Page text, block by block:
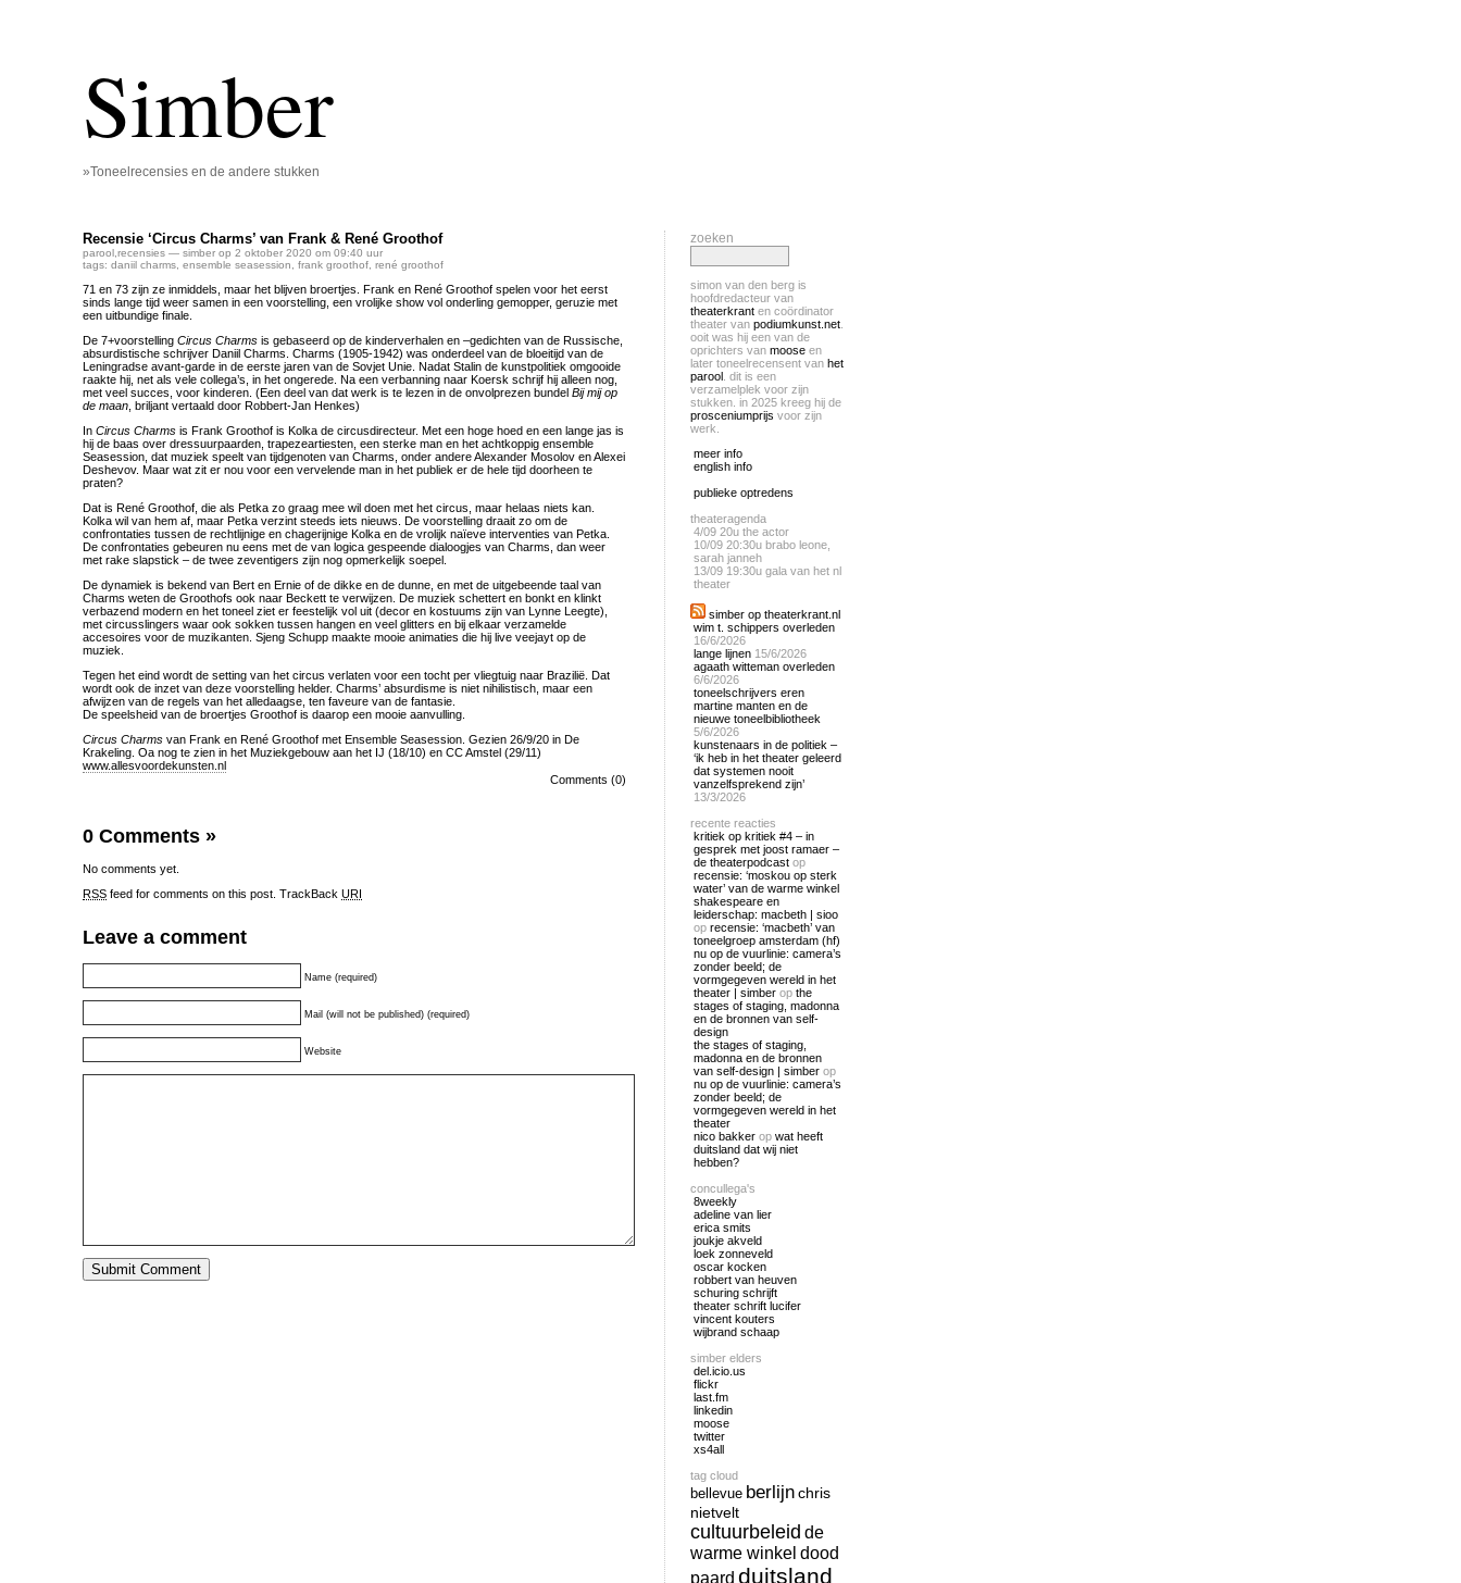
Simber
»Toneelrecensies en de andere stukken
Recensie ‘Circus Charms’ van Frank & René Groothof
parool recensies — simber op 2 oktober 2020 om 09:40 uur
tags: daniil charms ensemble seasession frank groothof rené groothof
71 en 73 zijn ze inmiddels, maar het blijven broertjes. Frank en René Groothof spelen voor het eerst
sinds lange tijd weer samen in een voorstelling, een vrolijke show vol onderling gemopper, geruzie met
een uitbundige finale.
De 7+voorstelling Circus Charms is gebaseerd op de kinderverhalen en –gedichten van de Russische,
absurdistische schrijver Daniil Charms. Charms (1905-1942) was onderdeel van de bloeitijd van de
Leningradse avant-garde in de eerste jaren van de Sovjet Unie. Nadat Stalin de kunstpolitiek omgooide
raakte hij, net als vele collega’s, in het ongerede. Na een verbanning naar Koersk schrijf hij alleen nog,
met veel succes, voor kinderen. (Een deel van dat werk is te lezen in de onvolprezen bundel Bij mij op
de maan , briljant vertaald door Robbert-Jan Henkes)
In Circus Charms is Frank Groothof is Kolka de circusdirecteur. Met een hoge hoed en een lange jas is
hij de baas over dressuurpaarden, trapezeartiesten, een sterke man en het achtkoppig ensemble
Seasession, dat muziek speelt van tijdgenoten van Charms, onder andere Alexander Mosolov en Alexei
Deshevov. Maar wat zit er nou voor een vervelende man in het publiek er de hele tijd doorheen te
praten?
Dat is René Groothof, die als Petka zo graag mee wil doen met het circus, maar helaas niets kan.
Kolka wil van hem af, maar Petka verzint steeds iets nieuws. De voorstelling draait zo om de
confrontaties tussen de rechtlijnige en chagerijnige Kolka en de vrolijk naïeve interventies van Petka.
De confrontaties gebeuren nu eens met de van logica gespeende dialoogjes van Charms, dan weer
met rake slapstick – de twee zeventigers zijn nog opmerkelijk soepel.
De dynamiek is bekend van Bert en Ernie of de dikke en de dunne, en met de uitgebeende taal van
Charms weten de Groothofs ook naar Beckett te verwijzen. De muziek schettert en bonkt en klinkt
verbazend modern en het toneel ziet er feestelijk vol uit (decor en kostuums zijn van Lynne Leegte),
met circusslingers waar ook sokken tussen hangen en veel glitters en bij elkaar verzamelde
accesoires voor de muzikanten. Sjeng Schupp maakte mooie animaties die hij live veejayt op de
muziek.
Tegen het eind wordt de setting van het circus verlaten voor een tocht per vliegtuig naar Brazilië. Dat
wordt ook de inzet van deze voorstelling helder. Charms’ absurdisme is niet nihilistisch, maar een
afwijzen van de regels van het alledaagse, ten faveure van de fantasie.
De speelsheid van de broertjes Groothof is daarop een mooie aanvulling.
Circus Charms van Frank en René Groothof met Ensemble Seasession. Gezien 26/9/20 in De
Krakeling. Oa nog te zien in het Muziekgebouw aan het IJ (18/10) en CC Amstel (29/11)
www.allesvoordekunsten.nl
Comments (0)
0 Comments »
No comments yet.
RSS feed for comments on this post. TrackBack URI
Leave a comment
Name (required)
Mail (will not be published) (required)
Website
zoeken
simon van den berg is
hoofdredacteur van
theaterkrant en coördinator
theater van podiumkunst.net
ooit was hij een van de
oprichters van moose en
later toneelrecensent van het
parool . dit is een
verzamelplek voor zijn
stukken. in 2025 kreeg hij de
prosceniumprijs voor zijn
werk.
meer info
english info
publieke optredens
theateragenda
4/09 20u the actor
10/09 20:30u brabo leone,
sarah janneh
13/09 19:30u gala van het nl
theater
simber op theaterkrant.nl
wim t. schippers overleden
16/6/2026
lange lijnen 15/6/2026
agaath witteman overleden
6/6/2026
toneelschrijvers eren
martine manten en de
nieuwe toneelbibliotheek
5/6/2026
kunstenaars in de politiek –
‘ik heb in het theater geleerd
dat systemen nooit
vanzelfsprekend zijn’
13/3/2026
recente reacties
kritiek op kritiek #4 – in
gesprek met joost ramaer –
de theaterpodcast op
recensie: ‘moskou op sterk
water’ van de warme winkel
shakespeare en
leiderschap: macbeth | sioo
op recensie: ‘macbeth’ van
toneelgroep amsterdam (hf)
nu op de vuurlinie: camera’s
zonder beeld; de
vormgegeven wereld in het
theater | simber op the
stages of staging, madonna
en de bronnen van self-
design
the stages of staging,
madonna en de bronnen
van self-design | simber op
nu op de vuurlinie: camera’s
zonder beeld; de
vormgegeven wereld in het
theater
nico bakker op wat heeft
duitsland dat wij niet
hebben?
concullega's
8weekly
adeline van lier
erica smits
joukje akveld
loek zonneveld
oscar kocken
robbert van heuven
schuring schrijft
theater schrift lucifer
vincent kouters
wijbrand schaap
simber elders
del.icio.us
flickr
last.fm
linkedin
moose
twitter
xs4all
tag cloud
bellevue berlijnchris
nietvelt
cultuurbeleid de
warme winkel dood
paard duitsland